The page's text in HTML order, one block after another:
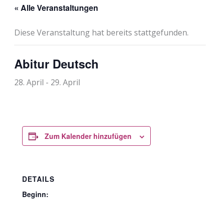
« Alle Veranstaltungen
Diese Veranstaltung hat bereits stattgefunden.
Abitur Deutsch
28. April - 29. April
Zum Kalender hinzufügen
DETAILS
Beginn: